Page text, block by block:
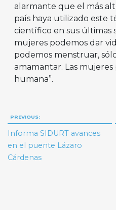
alarmante que el más
país haya utilizado este
científico en sus últimas
mujeres podemos dar
podemos menstruar,
amamantar. Las
humana”.
Navegación
de
entradas
PREVIOUS:
Informa SIDURT avances
en el puente Lázaro
Cárdenas